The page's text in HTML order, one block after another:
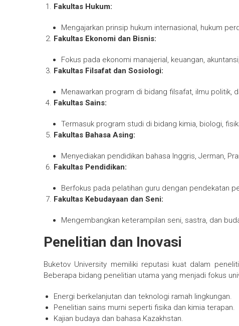
Fakultas Hukum:
Mengajarkan prinsip hukum internasional, hukum
Fakultas Ekonomi dan Bisnis:
Fokus pada ekonomi manajerial, keuangan,
Fakultas Filsafat dan Sosiologi:
Menawarkan program di bidang filsafat, ilmu
Fakultas Sains:
Termasuk program studi di bidang kimia, biologi,
Fakultas Bahasa Asing:
Menyediakan pendidikan bahasa Inggris, Jerman,
Fakultas Pendidikan:
Berfokus pada pelatihan guru dengan pendekatan
Fakultas Kebudayaan dan Seni:
Mengembangkan keterampilan seni, sastra, dan
Penelitian dan Inovasi
Buketov University memiliki reputasi kuat dalam
Beberapa bidang penelitian utama yang menjadi fokus
Energi berkelanjutan dan teknologi ramah lingkungan.
Penelitian sains murni seperti fisika dan kimia terapan.
Kajian budaya dan bahasa Kazakhstan.